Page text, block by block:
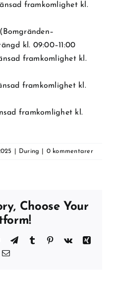
framkomlighet kl.
kl. 09:00–11:00
framkomlighet kl.
framkomlighet kl.
framkomlighet kl.
During 0 kommentarer
Choose Your
WhatsApp
TelegramTumblr Pinterest
Vk
Xing
E-